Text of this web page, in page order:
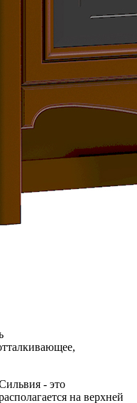
- это
на верхней